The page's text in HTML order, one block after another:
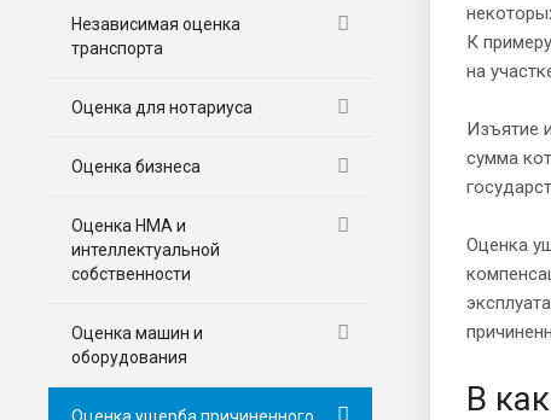
К
на
Изъятие
сумма
Оценка
В
Независимая оценка
транспорта
Оценка для нотариуса
Оценка бизнеса
Оценка НМА и
интеллектуальной
собственности
Оценка машин и
оборудования